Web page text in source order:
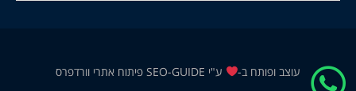
עוצב ופותח ב- ע"י SEO-GUIDE פיתוח אתרי וורדפרס